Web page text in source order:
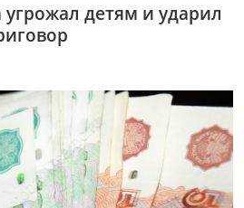
детям и ударил